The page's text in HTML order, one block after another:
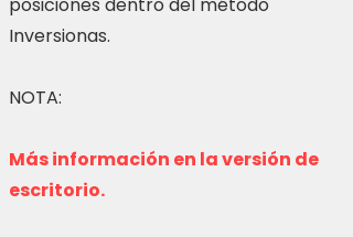
Inversionas.
NOTA:
Más información en la versión de
escritorio.